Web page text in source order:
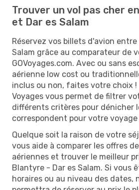
Trouver un vol pas cher
et Dar es Salam
Réservez vos billets d'avion
Salam grâce au comparateur de
GOVoyages.com. Avec ou sans
aérienne low cost ou
inclus ou non, faites votre choix !
Voyages vous permet de filtrer
différents critères pour dénicher
correspondent pour votre voyage
Quelque soit la raison de votre
vous aide à comparer les offres
aériennes et trouver le meilleur
Blantyre - Dar es Salam. Si vous
horaires ou au niveau des dates,